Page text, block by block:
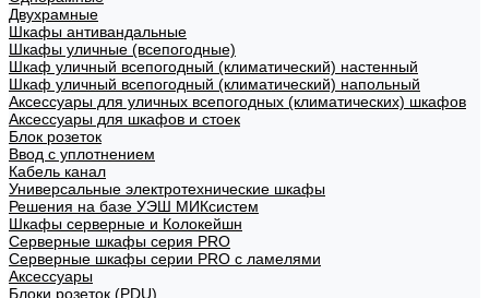
Двухрамные
Шкафы антивандальные
Шкафы уличные (всепогодные)
Шкаф уличный всепогодный (климатический) настенный
Шкаф уличный всепогодный (климатический) напольный
Аксессуары для уличных всепогодных (климатических) шкафов
Аксессуары для шкафов и стоек
Блок розеток
Ввод с уплотнением
Кабель канал
Универсальные электротехнические шкафы
Решения на базе УЭШ МИКсистем
Шкафы серверные и Колокейшн
Серверные шкафы серия PRO
Серверные шкафы серии PRO с ламелями
Аксессуары
Блоки розеток (PDU)